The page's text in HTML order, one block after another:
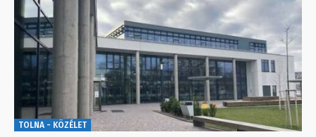
TOLNA - KÖZÉLET